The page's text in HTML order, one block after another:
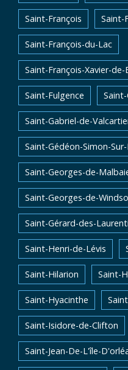
Saint-François Saint-
Saint-François-du-Lac
Saint-François-Xavier-
Saint-Fulgence
Saint-Gabriel-de-
Saint-Gédéon-Simon-
Saint-Georges-de-
Saint-Georges-de-
Saint-Gérard-des-
Saint-Henri-de-Lévis
Saint-Hilarion Saint-
Saint-Hyacinthe
Saint-Isidore-de-Clifton
Saint-Jean-De-L'île-